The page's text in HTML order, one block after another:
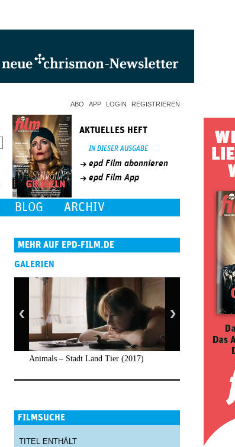
ABO APP LOGIN REGISTRIEREN
AKTUELLES HEFT
IN DIESER AUSGABE
epd Film abonnieren
epd Film App
BLOG ARCHIV
MEHR AUF EPD-FILM.DE
GALERIEN
Animals – Stadt Land Tier (2017)
FILMSUCHE
TITEL ENTHÄLT